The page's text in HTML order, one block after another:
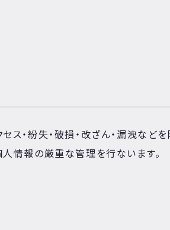
・紛失・破損・改ざん・漏洩などを
情報の厳重な管理を行ないます。